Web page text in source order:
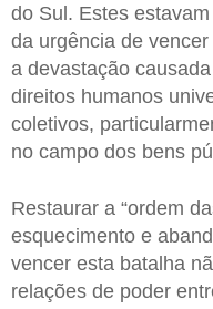
do Sul. Estes
da urgência de
a devastação
direitos humanos
coletivos,
no campo dos bens
Restaurar a “ordem
esquecimento e
vencer esta batalha
relações de poder